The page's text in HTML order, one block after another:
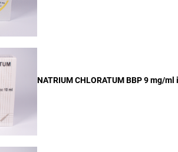
NATRIUM CHLORATUM BBP9 mg/ml